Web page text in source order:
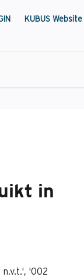
KUBUS Website
in
n.v.t.', '002